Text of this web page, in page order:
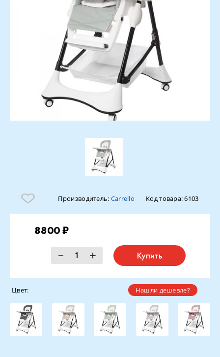
Производитель: Carrello Код товара:6103
8800 ₽
Купить
Нашли дешевле?
Цвет: